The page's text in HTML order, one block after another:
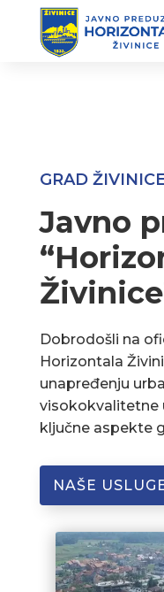
GRAD
Javno
Dobrodošli na
Horizontala
unapređenju
visokokvalitetne
ključne aspekte
NAŠE